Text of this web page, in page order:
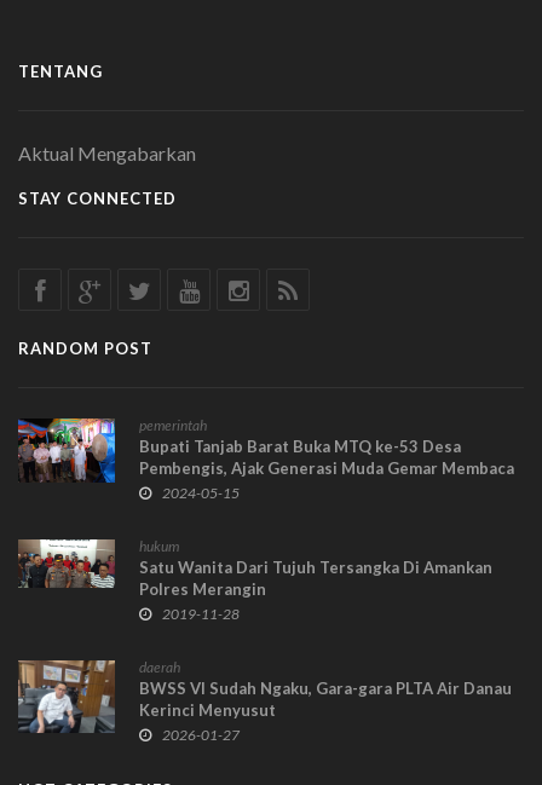
TENTANG
Aktual Mengabarkan
STAY CONNECTED
RANDOM POST
pemerintah
Bupati Tanjab Barat Buka MTQ ke-53 Desa
Pembengis, Ajak Generasi Muda Gemar Membaca
Al-Quran
2024-05-15
hukum
Satu Wanita Dari Tujuh Tersangka Di Amankan
Polres Merangin
2019-11-28
daerah
BWSS VI Sudah Ngaku, Gara-gara PLTA Air Danau
Kerinci Menyusut
2026-01-27